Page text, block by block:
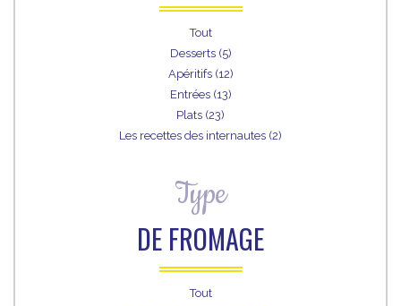
Tout
Desserts (5)
Apéritifs (12)
Entrées (13)
Plats (23)
Les recettes des internautes (2)
Type
DE FROMAGE
Tout